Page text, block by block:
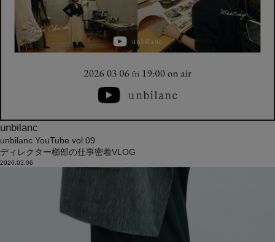
unbilanc
unbilanc YouTube vol.09
ディレクター櫛部の仕事密着VLOG
2026.03.06